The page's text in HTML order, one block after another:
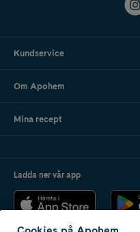
Kundservice
Om Apohem
Mina recept
Ladda ner vår app